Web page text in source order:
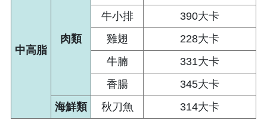
中高脂
肉類
牛小排
390大卡
雞翅
228大卡
牛腩
331大卡
香腸
345大卡
海鮮類
秋刀魚
314大卡